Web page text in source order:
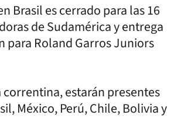
Brasil es cerrado para las 16
de Sudamérica y entrega
para Roland Garros Juniors
correntina, estarán presentes
México, Perú, Chile, Bolivia y